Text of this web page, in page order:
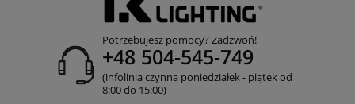
Potrzebujesz pomocy? Zadzwoń!
+48 504-545-749
(infolinia czynna poniedziałek - piątek od
8:00 do 15:00)